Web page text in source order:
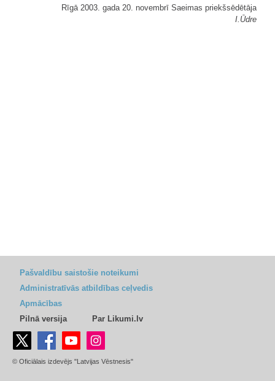
Rīgā 2003. gada 20. novembrī Saeimas priekšsēdētāja
I.Ūdre
Pašvaldību saistošie noteikumi
Administratīvās atbildības ceļvedis
Apmācības
Pilnā versija
Par Likumi.lv
© Oficiālais izdevējs "Latvijas Vēstnesis"